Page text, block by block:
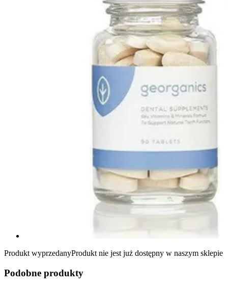
Produkt wyprzedanyProdukt nie jest już dostępny w naszym sklepie
Podobne produkty